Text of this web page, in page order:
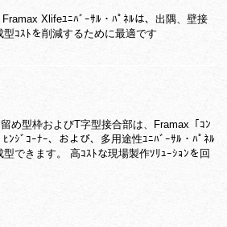
Xlifeﾕﾆﾊﾞｰｻﾙ・ﾊﾟﾈﾙは、出隅、壁接
ｺｽﾄを削減するために最適です
め型枠およびT字型接合部は、Framax「ｺﾝ
ﾝｼﾞｺｰﾅｰ、および、多用途性ﾕﾆﾊﾞｰｻﾙ・ﾊﾟﾈﾙ
できます。 高ｺｽﾄな現場製作ｿﾘｭｰｼｮﾝを回